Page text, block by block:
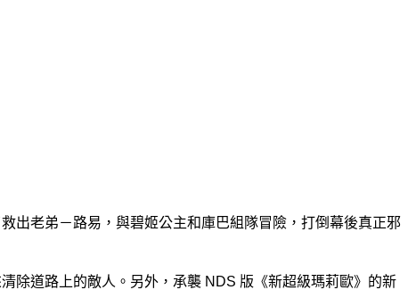
出老弟－路易，與碧姬公主和庫巴組隊冒險，打倒幕後真正邪
道路上的敵人。另外，承襲 NDS 版《新超級瑪莉歐》的新